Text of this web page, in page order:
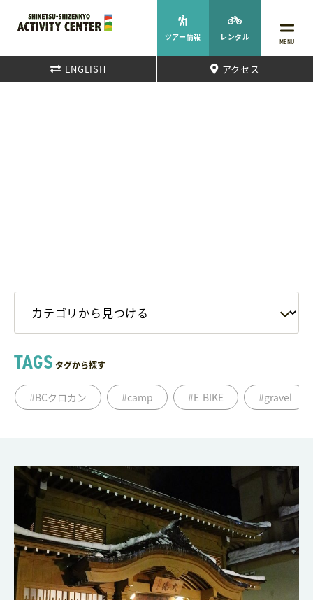
MENU
ツアー情報 レンタル
ENGLISH アクセス
TAGS タグから探す
#BCクロカン #camp #E-BIKE #gravel